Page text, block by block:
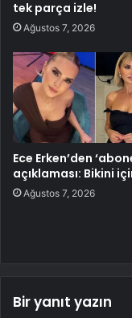
tek parça izle!
Ağustos 7, 2026
Ece Erken’den
açıklaması: Bikini
Ağustos 7, 2026
Bir yanıt yazın